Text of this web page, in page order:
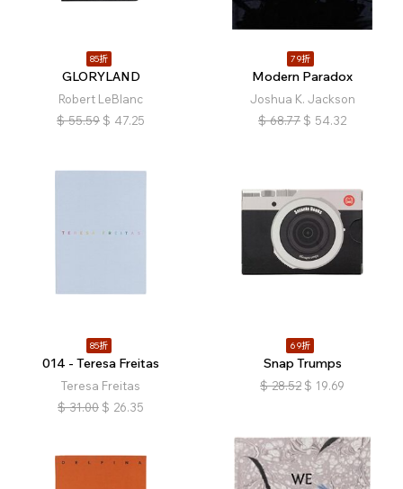
85折
GLORYLAND
Robert LeBlanc
$ 55.59 $ 47.25
79折
Modern Paradox
Joshua K. Jackson
$ 68.77 $ 54.32
85折
014 - Teresa Freitas
Teresa Freitas
$ 31.00 $ 26.35
69折
Snap Trumps
$ 28.52 $ 19.69